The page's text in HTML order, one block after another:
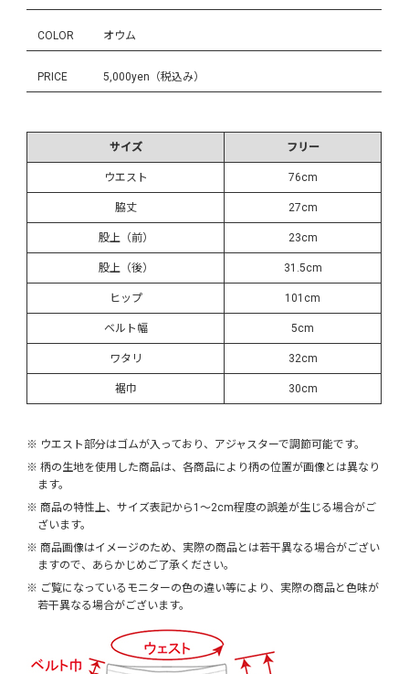
COLOR オウム
PRICE 5,000yen（税込み）
サイズ フリー
ウエスト 76cm
脇丈 27cm
股上（前） 23cm
股上（後） 31.5cm
ヒップ 101cm
ベルト幅 5cm
ワタリ 32cm
裾巾 30cm
※ ウエスト部分はゴムが入っており、アジャスターで調節可能です。
※ 柄の生地を使用した商品は、各商品により柄の位置が画像とは異なり
ます。
※ 商品の特性上、サイズ表記から1～2cm程度の誤差が生じる場合がご
ざいます。
※ 商品画像はイメージのため、実際の商品とは若干異なる場合がござい
ますので、あらかじめご了承ください。
※ ご覧になっているモニターの色の違い等により、実際の商品と色味が
若干異なる場合がございます。